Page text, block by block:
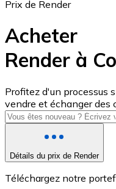
USD Coin
USDC
Prix de Render
Acheter
Render à
Profitez d'un processus
vendre et échanger des
Détails du prix de Render
Téléchargez notre